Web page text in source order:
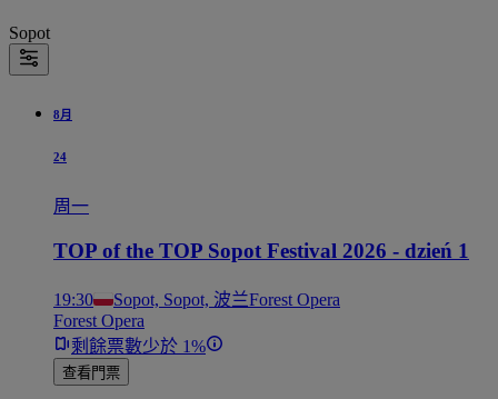
Sopot
8月
24
周一
TOP of the TOP Sopot Festival 2026 - dzień 1
19:30 Sopot, Sopot, 波兰Forest Opera
Forest Opera
剩餘票數少於 1%
查看門票